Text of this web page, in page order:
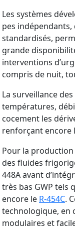
Les systèmes
pes
standardisés,
grande
interventions
compris de nuit,
La surveillance
températures,
cocement les
renforçant encore
Pour la production
des fluides
448A avant
très bas GWP tels
encore le R-454C.
technologique, en
modulaires et